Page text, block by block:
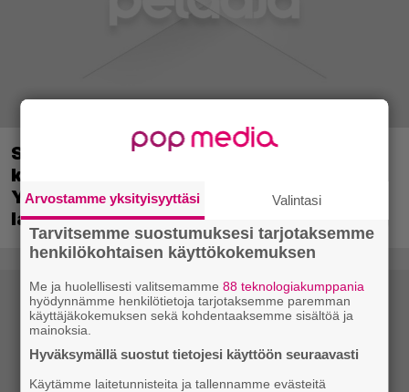
Sony on keskustellut jälleenmyyjien
kanssa levyttömyyteen siirtymisestä –
Yhdysvalloissa pelejä myydään
latauskoodin sisältävissä koteloissa
Arvostamme yksityisyyttäsi Valintasi
Tarvitsemme suostumuksesi tarjotaksemme
henkilökohtaisen käyttökokemuksen
Me ja huolellisesti valitsemamme88 teknologiakumppania
hyödynnämme henkilötietoja tarjotaksemme paremman
käyttäjäkokemuksen sekä kohdentaaksemme sisältöä ja
mainoksia.
Hyväksymällä suostut tietojesi käyttöön seuraavasti
Käytämme laitetunnisteita ja tallennamme evästeitä